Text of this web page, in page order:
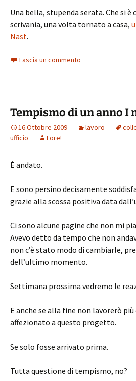
Una bella, stupenda serata. Che si
scrivania, una volta tornato a casa,
Nast.
Lascia un commento
Tempismo di un anno I
16 Ottobre 2009 lavoro
ufficio
Lore!
È andato.
E sono persino decisamente
grazie alla scossa positiva data
Ci sono alcune pagine che non mi
Avevo detto da tempo che non
non c’è stato modo di cambiarle,
dell’ultimo momento.
Settimana prossima vedremo le
E anche se alla fine non lavorerò
affezionato a questo progetto.
Se solo fosse arrivato prima.
Tutta questione di tempismo, no?